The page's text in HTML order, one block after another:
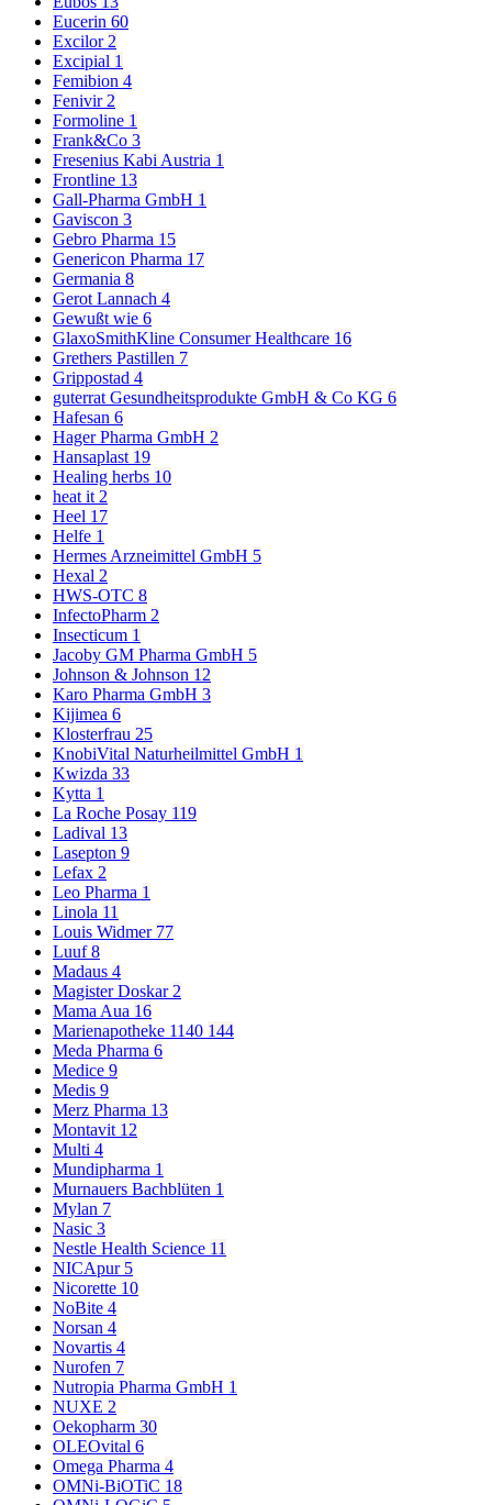
Eucerin 60
Excilor2
Excipial 1
Femibion 4
Fenivir2
Formoline 1
Frank&Co 3
Fresenius Kabi Austria 1
Frontline 13
Gall-Pharma GmbH 1
Gaviscon 3
Gebro Pharma 15
Genericon Pharma 17
Germania 8
Gerot Lannach 4
Gewußt wie 6
GlaxoSmithKline Consumer Healthcare 16
Grethers Pastillen 7
Grippostad 4
guterrat Gesundheitsprodukte GmbH & Co KG 6
Hafesan 6
Hager Pharma GmbH 2
Hansaplast 19
Healing herbs 10
heat it2
Heel 17
Helfe 1
Hermes Arzneimittel GmbH 5
Hexal 2
HWS-OTC 8
InfectoPharm 2
Insecticum 1
Jacoby GM Pharma GmbH 5
Johnson & Johnson 12
Karo Pharma GmbH 3
Kijimea 6
Klosterfrau 25
KnobiVital Naturheilmittel GmbH 1
Kwizda 33
Kytta 1
La Roche Posay 119
Ladival 13
Lasepton 9
Lefax 2
Leo Pharma 1
Linola 11
Louis Widmer 77
Luuf8
Madaus 4
Magister Doskar2
Mama Aua 16
Marienapotheke 1140 144
Meda Pharma 6
Medice 9
Medis 9
Merz Pharma 13
Montavit 12
Multi 4
Mundipharma 1
Murnauers Bachblüten 1
Mylan 7
Nasic 3
Nestle Health Science 11
NICApur 5
Nicorette 10
NoBite 4
Norsan 4
Novartis 4
Nurofen 7
Nutropia Pharma GmbH 1
NUXE 2
Oekopharm 30
OLEOvital 6
Omega Pharma 4
OMNi-BiOTiC 18